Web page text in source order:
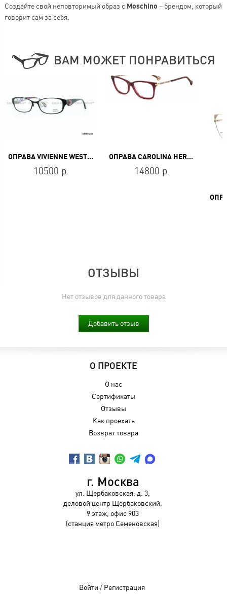
Создайте свой неповторимый образ с Moschino – брендом, который
говорит сам за себя.
ВАМ МОЖЕТ ПОНРАВИТЬСЯ
ОПРАВА VIVIENNE WESTWOOD VW 265 05
10500 р.
ОПРАВА CAROLINA HERRERA HER 0198 6K3
14800 р.
ОТЗЫВЫ
Нет отзывов для данного товара
Добавить отзыв
О ПРОЕКТЕ
О нас
Сертификаты
Отзывы
Как проехать
Возврат товара
г. Москва
ул. Щербаковская, д. 3,
деловой центр Щербаковский,
9 этаж, офис 903
(станция метро Семеновская)
Войти / Регистрация